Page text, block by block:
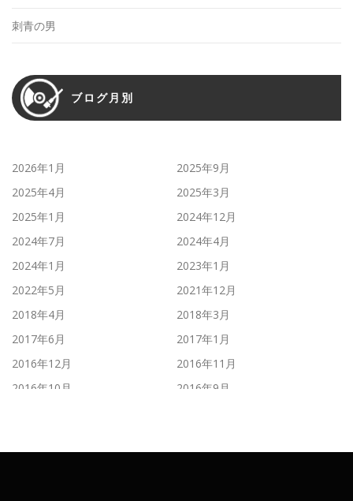
刺青の男
ブログ月別
2026年1月
2025年9月
2025年4月
2025年3月
2025年1月
2024年12月
2024年7月
2024年4月
2024年1月
2023年1月
2022年5月
2021年12月
2018年4月
2018年3月
2017年6月
2017年1月
2016年12月
2016年11月
2016年10月
2016年9月